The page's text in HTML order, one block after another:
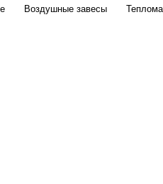
Воздушные завесы